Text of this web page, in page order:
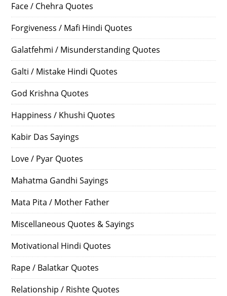
Face / Chehra Quotes
Forgiveness / Mafi Hindi Quotes
Galatfehmi / Misunderstanding Quotes
Galti / Mistake Hindi Quotes
God Krishna Quotes
Happiness / Khushi Quotes
Kabir Das Sayings
Love / Pyar Quotes
Mahatma Gandhi Sayings
Mata Pita / Mother Father
Miscellaneous Quotes & Sayings
Motivational Hindi Quotes
Rape / Balatkar Quotes
Relationship / Rishte Quotes